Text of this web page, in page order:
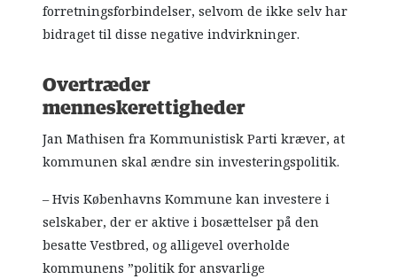
forretningsforbindelser, selvom de ikke selv har
bidraget til disse negative indvirkninger.
Overtræder
menneskerettigheder
Jan Mathisen fra Kommunistisk Parti kræver, at
kommunen skal ændre sin investeringspolitik.
– Hvis Københavns Kommune kan investere i
selskaber, der er aktive i bosættelser på den
besatte Vestbred, og alligevel overholde
kommunens ”politik for ansvarlige